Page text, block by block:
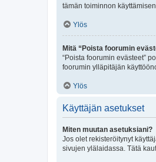
tämän toiminnon käyttämisen.
Ylös
Mitä “Poista foorumin
“Poista foorumin evästeet”
foorumin ylläpitäjän
Ylös
Käyttäjän asetukset
Miten muutan asetuksiani?
Jos olet rekisteröitynyt
sivujen ylälaidassa. Tätä